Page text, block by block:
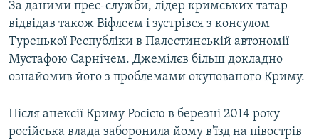
За даними прес-служби, лідер кримських татар
відвідав також Віфлеєм і зустрівся з консулом
Турецької Республіки в Палестинській автономії
Мустафою Сарнічем. Джемілєв більш докладно
ознайомив його з проблемами окупованого Криму.
Після анексії Криму Росією в березні 2014 року
російська влада заборонила йому в'їзд на півострів